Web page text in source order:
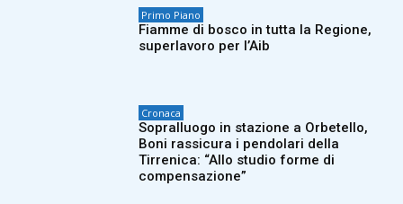
Primo Piano
Fiamme di bosco in tutta la Regione,
superlavoro per l’Aib
Cronaca
Sopralluogo in stazione a Orbetello,
Boni rassicura i pendolari della
Tirrenica: “Allo studio forme di
compensazione”